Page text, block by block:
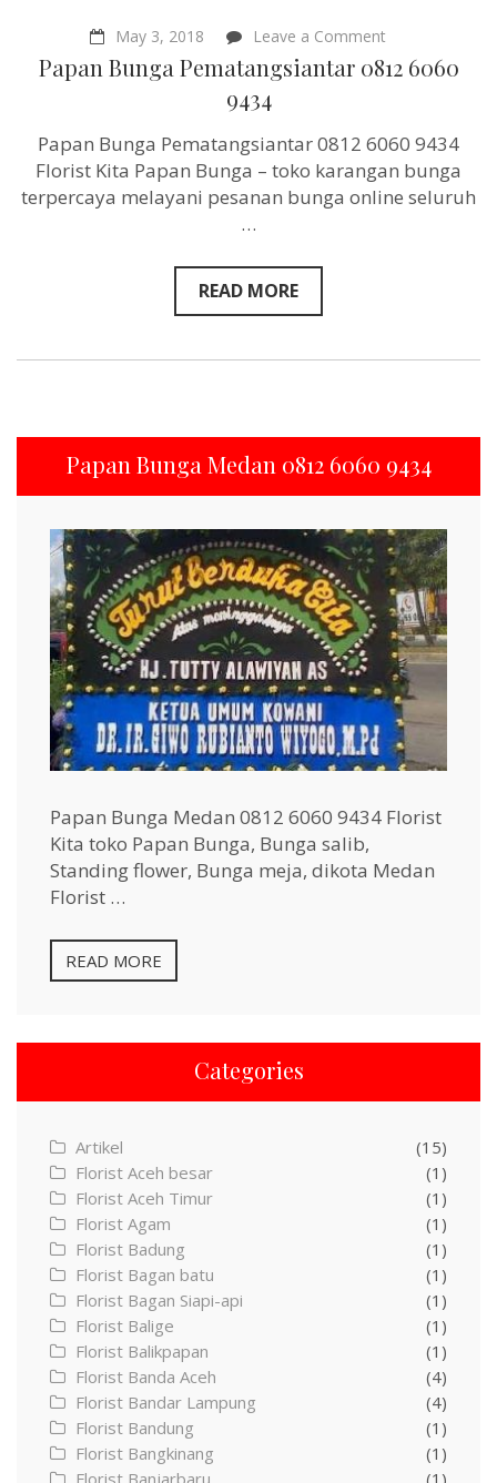
May 3, 2018 Leave a Commenton
Papan
Bunga
9434
Papan Bunga Pematangsiantar 0812 6060
9434
Papan Bunga Pematangsiantar 0812 6060 9434
Florist Kita Papan Bunga – toko karangan bunga
terpercaya melayani pesanan bunga online seluruh
…
READ MORE
Papan Bunga Medan 0812 6060 9434
Papan Bunga Medan 0812 6060 9434 Florist
Kita toko Papan Bunga, Bunga salib,
Standing flower, Bunga meja, dikota Medan
Florist …
READ MORE
Categories
Artikel
(15)
Florist Aceh besar
(1)
Florist Aceh Timur
(1)
Florist Agam
(1)
Florist Badung
(1)
Florist Bagan batu
(1)
Florist Bagan Siapi-api
(1)
Florist Balige
(1)
Florist Balikpapan
(1)
Florist Banda Aceh
(4)
Florist Bandar Lampung
(4)
Florist Bandung
(1)
Florist Bangkinang
(1)